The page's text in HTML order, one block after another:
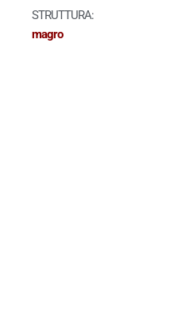
STRUTTURA:
magro